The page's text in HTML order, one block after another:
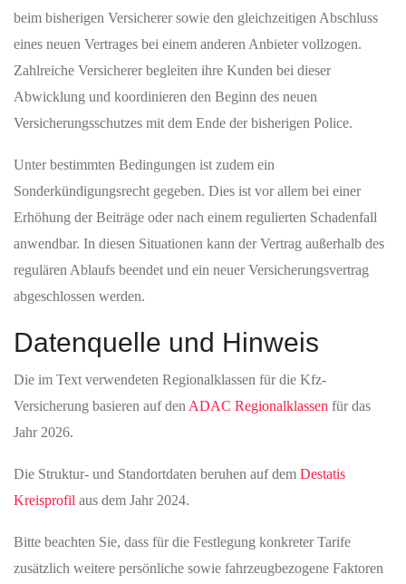
beim bisherigen Versicherer sowie den gleichzeitigen Abschluss
eines neuen Vertrages bei einem anderen Anbieter vollzogen.
Zahlreiche Versicherer begleiten ihre Kunden bei dieser
Abwicklung und koordinieren den Beginn des neuen
Versicherungsschutzes mit dem Ende der bisherigen Police.
Unter bestimmten Bedingungen ist zudem ein
Sonderkündigungsrecht gegeben. Dies ist vor allem bei einer
Erhöhung der Beiträge oder nach einem regulierten Schadenfall
anwendbar. In diesen Situationen kann der Vertrag außerhalb des
regulären Ablaufs beendet und ein neuer Versicherungsvertrag
abgeschlossen werden.
Datenquelle und Hinweis
Die im Text verwendeten Regionalklassen für die Kfz-
Versicherung basieren auf den ADAC Regionalklassen für das
Jahr 2026.
Die Struktur- und Standortdaten beruhen auf dem Destatis
Kreisprofil aus dem Jahr 2024.
Bitte beachten Sie, dass für die Festlegung konkreter Tarife
zusätzlich weitere persönliche sowie fahrzeugbezogene Faktoren